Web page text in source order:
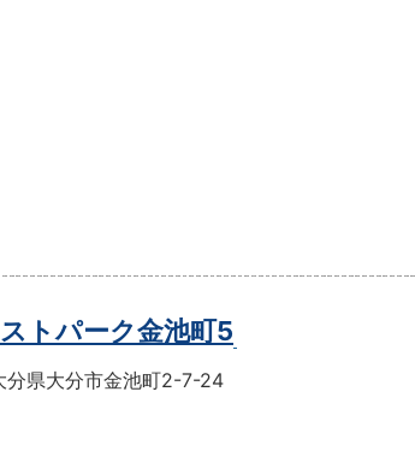
トパーク金池町5
分県大分市金池町2-7-24